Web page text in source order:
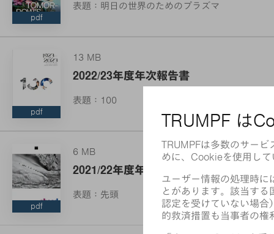
pdf
表題：明日の世界のためのプラズマ
pdf
13 MB
2022/23年度年次報告書
表題：100
pdf
6 MB
2021/22年度年次報告書
表題：先頭